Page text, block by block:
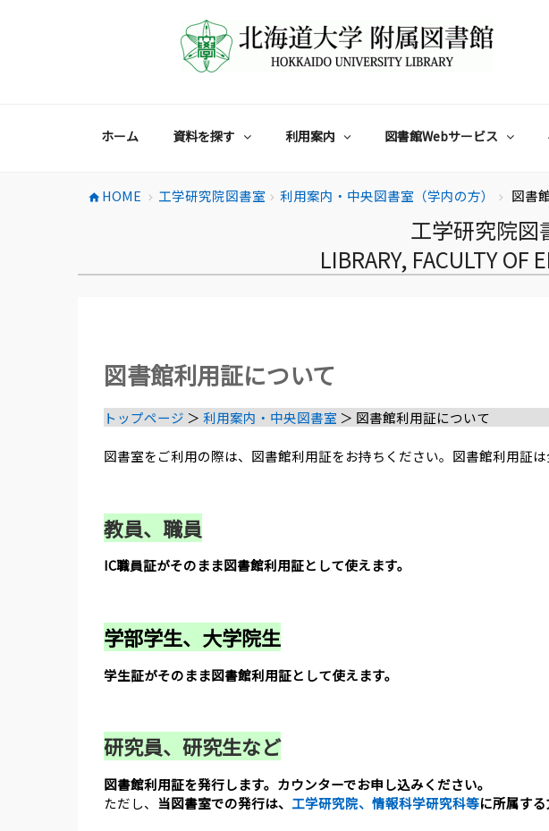
ホーム 資料を探す 利用案内 図書館Webサービス
home HOME chevron_right 工学研究院図書室 chevron_right 利用案内・中央図書室（学内の方） chevron_right 図書
工学研究院図
LIBRARY, FACULTY OF
図書館利用証について
トップページ ＞ 利用案内・中央図書室 ＞ 図書館利用証について
図書室をご利用の際は、図書館利用証をお持ちください。図書館利用証は
教員、職員
IC職員証がそのまま図書館利用証として使えます。
学部学生、大学院生
学生証がそのまま図書館利用証として使えます。
研究員、研究生など
図書館利用証を発行します。カウンターでお申し込みください。
ただし、
当図書室での発行は、 工学研究院、情報科学研究科等に所属する